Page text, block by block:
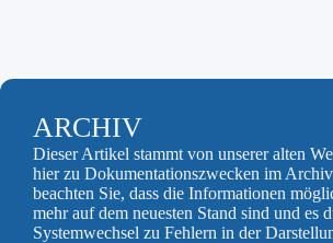
ARCHIV
Dieser Artikel stammt von unserer alten
hier zu Dokumentationszwecken im
beachten Sie, dass die Informationen
mehr auf dem neuesten Stand sind und es
Systemwechsel zu Fehlern in der